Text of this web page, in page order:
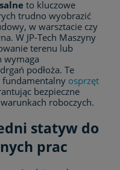
to kluczowe
trudno wyobrazić
w warsztacie czy
W JP-Tech Maszyny
terenu lub
wymaga
podłoża. Te
fundamentalny osprzęt
bezpieczne
roboczych.
statyw do
prac